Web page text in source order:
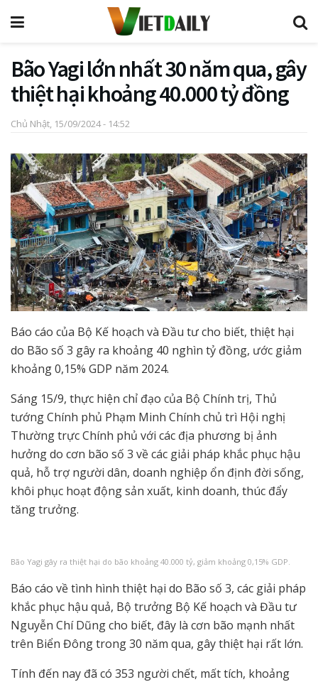
Bão Yagi lớn nhất 30 năm qua, gây
thiệt hại khoảng 40.000 tỷ đồng
Chủ Nhật, 15/09/2024 - 14:52
Báo cáo của Bộ Kế hoạch và Đầu tư cho biết, thiệt hại
do Bão số 3 gây ra khoảng 40 nghìn tỷ đồng, ước giảm
khoảng 0,15% GDP năm 2024.
Sáng 15/9, thực hiện chỉ đạo của Bộ Chính trị, Thủ
tướng Chính phủ Phạm Minh Chính chủ trì Hội nghị
Thường trực Chính phủ với các địa phương bị ảnh
hưởng do cơn bão số 3 về các giải pháp khắc phục hậu
quả, hỗ trợ người dân, doanh nghiệp ổn định đời sống,
khôi phục hoạt động sản xuất, kinh doanh, thúc đẩy
tăng trưởng.
Bão Yagi gây ra thiệt hại do bão khoảng 40.000 tỷ, giảm khoảng 0,15% GDP.
Báo cáo về tình hình thiệt hại do Bão số 3, các giải pháp
khắc phục hậu quả, Bộ trưởng Bộ Kế hoạch và Đầu tư
Nguyễn Chí Dũng cho biết, đây là cơn bão mạnh nhất
trên Biển Đông trong 30 năm qua, gây thiệt hại rất lớn.
Tính đến nay đã có 353 người chết, mất tích, khoảng